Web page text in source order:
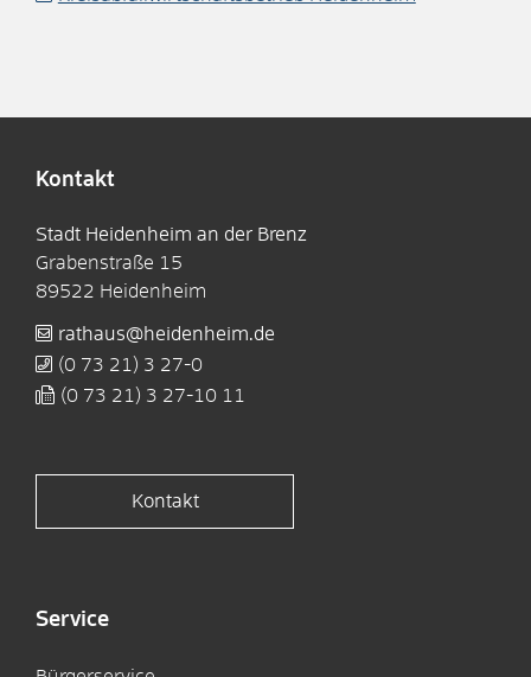
Kontakt
Stadt Heidenheim an der Brenz
Grabenstraße 15
89522 Heidenheim
rathaus@heidenheim.de
(0 73 21) 3 27-0
(0 73 21) 3 27-10 11
Kontakt
Service